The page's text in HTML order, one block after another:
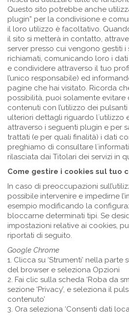
Questo sito potrebbe anche
plugin” per la condivisione e
il loro utilizzo è facoltativo.
il sito si metterà in contatto,
server presso cui vengono gestiti i
richiamati, comunicando loro i
e condividere attraverso il tuo
l’unico responsabile) ed
pagine che hai visitato. Ricorda
possibilità, puoi solamente
contenuti con l’utilizzo dei
ulteriori dettagli riguardo l´utilizzo
attraverso i seguenti plugin e per
trattati (e per quali finalità) i dati
preghiamo di consultare
rilasciata dai Titolari dei servizi in
Come gestire i cookies sul tuo
In caso di preoccupazioni
possibile intervenire e impedirne
esempio modificando la
bloccarne determinati tipi. Se
impostazioni relative ai cookies,
riportati di seguito.
Google Chrome
1. Clicca su ‘Strumenti’ nella
del browser e seleziona Opzioni
2. Fai clic sulla scheda ‘Roba da
sezione ‘Privacy’, e seleziona il
contenuto’
3. Ora seleziona ‘Consenti dati